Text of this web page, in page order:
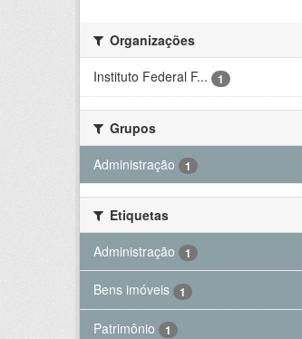
Organizações
Instituto Federal F...
1
Grupos
Administração
1
Etiquetas
Administração
1
Bens imóveis 1
Patrimônio 1